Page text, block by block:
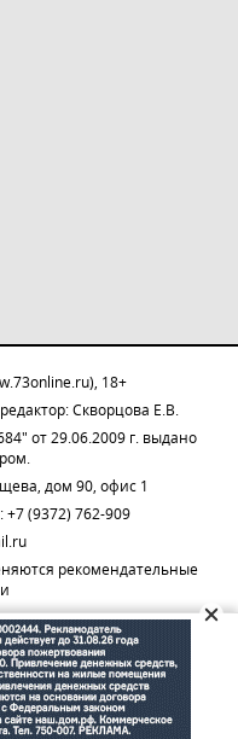
18+
Скворцова Е.В.
от 29.06.2009 г. выдано
дом 90, офис 1
+7 (9372) 762-909
рекомендательные